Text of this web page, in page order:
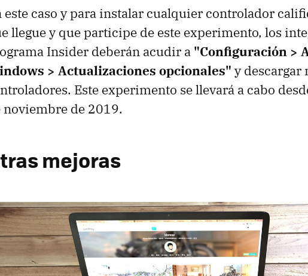
este caso y para instalar cualquier controlador
llegue y que participe de este experimento, los
Insider deberán acudir a "Configuración >
> Actualizaciones opcionales" y descargar
Este experimento se llevará a cabo
noviembre de 2019.
mejoras